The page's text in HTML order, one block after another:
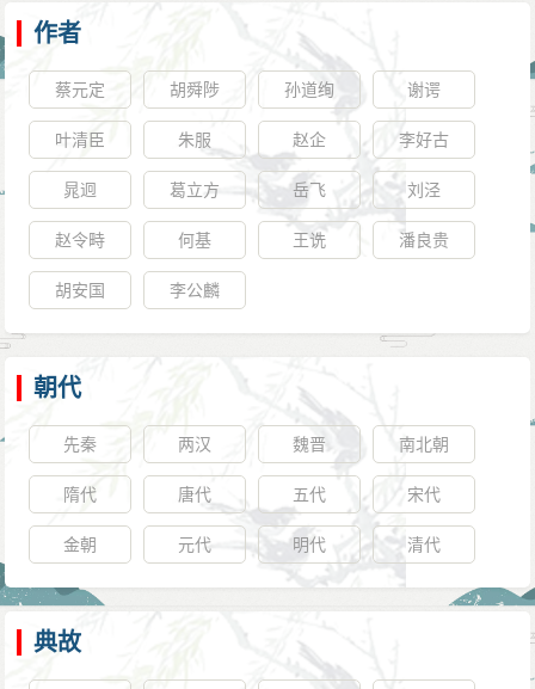
作者
蔡元定 胡舜陟 孙道绚 谢谔
叶清臣 朱服 赵企 李好古
晁迥 葛立方 岳飞 刘泾
赵令畤 何基 王诜 潘良贵
胡安国 李公麟
朝代
先秦 两汉 魏晋 南北朝
隋代 唐代 五代 宋代
金朝 元代 明代 清代
典故